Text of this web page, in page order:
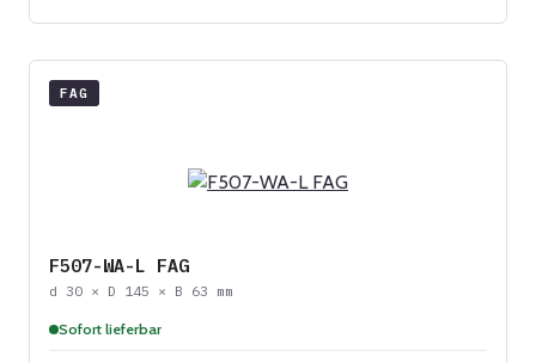
FAG
F507-WA-L FAG
d 30 × D 145 × B 63 mm
Sofort lieferbar